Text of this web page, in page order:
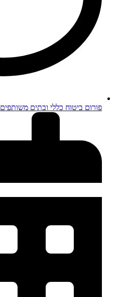
פורום ביטוח כללי ובתים משותפים